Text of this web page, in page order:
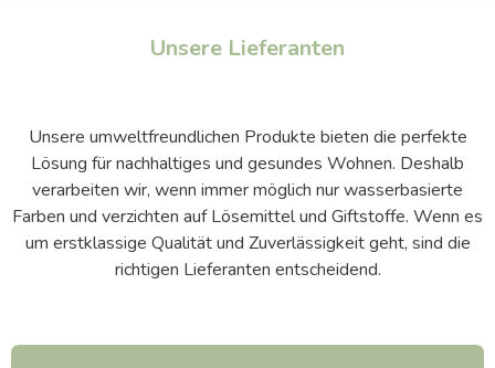
Unsere Lieferanten
Unsere umweltfreundlichen Produkte bieten die perfekte
Lösung für nachhaltiges und gesundes Wohnen. Deshalb
verarbeiten wir, wenn immer möglich nur wasserbasierte
Farben und verzichten auf Lösemittel und Giftstoffe. Wenn es
um erstklassige Qualität und Zuverlässigkeit geht, sind die
richtigen Lieferanten entscheidend.